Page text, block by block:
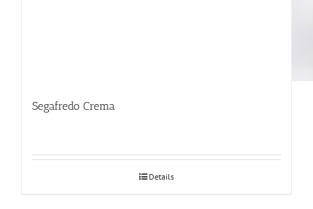
Segafredo Crema
Details